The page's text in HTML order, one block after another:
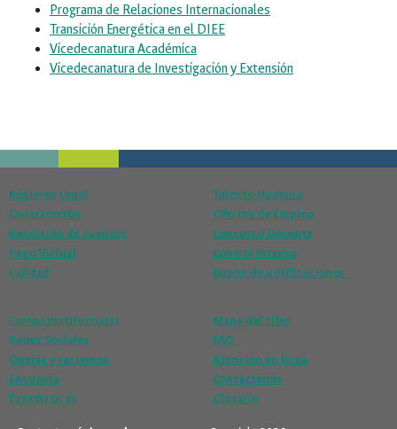
Programa de Relaciones Internacionales
Transición Energética en el DIEE
Vicedecanatura Académica
Vicedecanatura de Investigación y Extensión
Régimen Legal
Contratación
Rendición de cuentas
Pago Virtual
Calidad
Talento Humano
Ofertas de Empleo
Concurso Docente
Control Interno
Buzón de notificaciones
Correo institucional
Redes Sociales
Quejas y reclamos
Encuesta
Estadísticas
Mapa del sitio
FAQ
Atención en línea
Contáctenos
Glosario